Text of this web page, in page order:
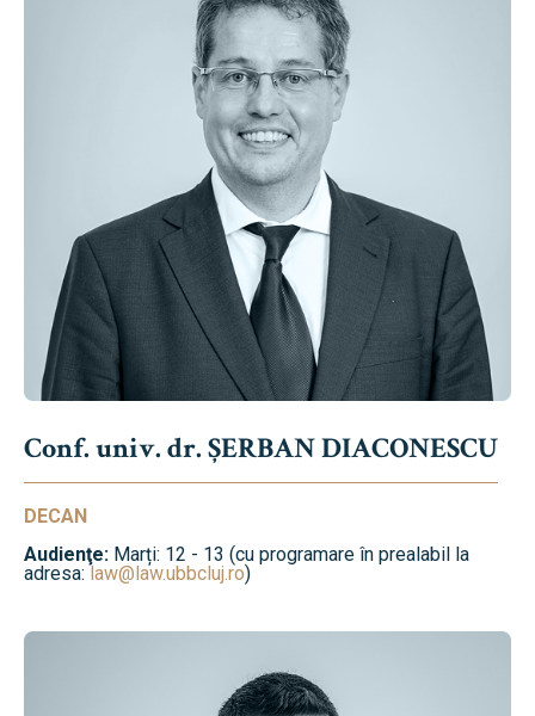
Conf. univ. dr. ȘERBAN DIACONESCU
DECAN
Audienţe: Marți: 12 - 13 (cu programare în prealabil la
adresa:law@law.ubbcluj.ro)